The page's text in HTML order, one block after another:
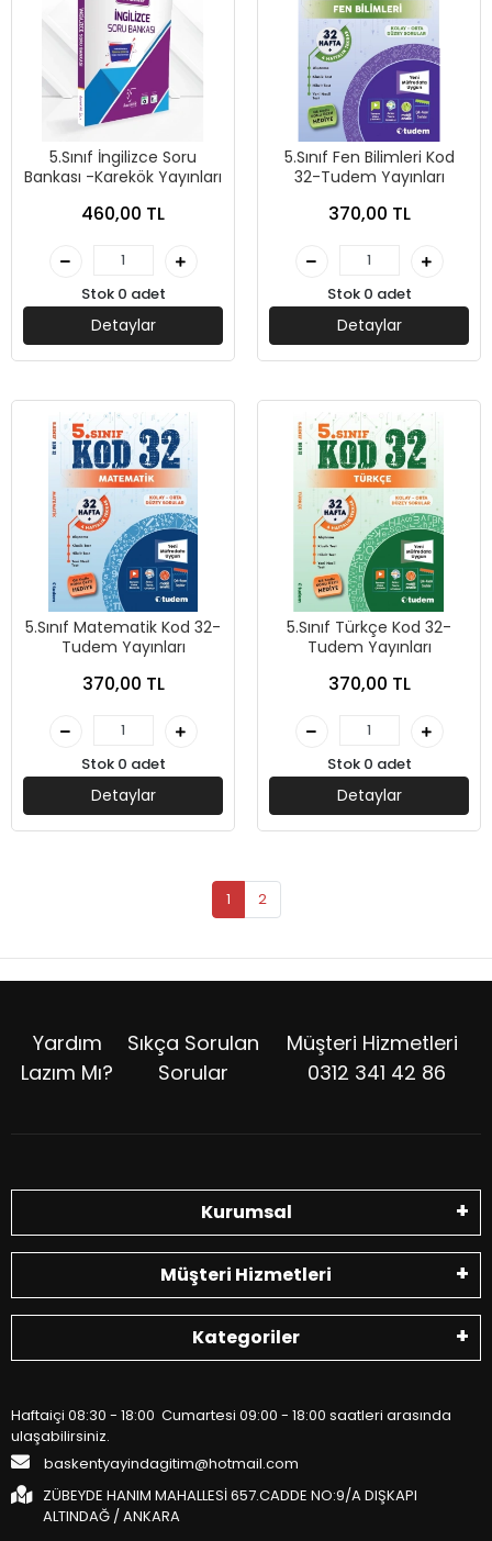
5.Sınıf İngilizce Soru
Bankası -Karekök Yayınları
460,00 TL
Stok 0 adet
Detaylar
5.Sınıf Fen Bilimleri Kod
32-Tudem Yayınları
370,00 TL
Stok 0 adet
Detaylar
5.Sınıf Matematik Kod 32-
Tudem Yayınları
370,00 TL
Stok 0 adet
Detaylar
5.Sınıf Türkçe Kod 32-
Tudem Yayınları
370,00 TL
Stok 0 adet
Detaylar
1 2
Yardım
Lazım Mı?
Sıkça Sorulan
Sorular
Müşteri Hizmetleri
0312 341 42 86
Kurumsal
Müşteri Hizmetleri
Kategoriler
Haftaiçi 08:30 - 18:00 Cumartesi 09:00 - 18:00 saatleri arasında
ulaşabilirsiniz.
baskentyayindagitim@hotmail.com
ZÜBEYDE HANIM MAHALLESİ 657.CADDE NO:9/A DIŞKAPI
ALTINDAĞ / ANKARA